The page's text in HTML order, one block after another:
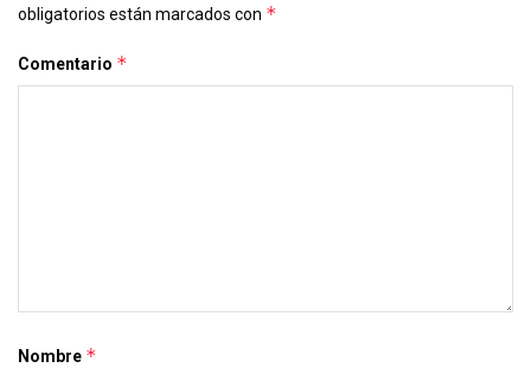
obligatorios están marcados con *
Comentario *
Nombre *